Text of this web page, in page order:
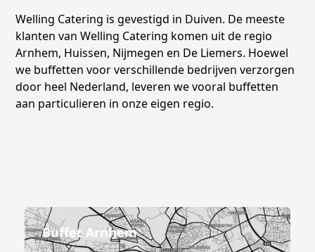
Welling Catering is gevestigd in Duiven. De meeste
klanten van Welling Catering komen uit de regio
Arnhem, Huissen, Nijmegen en De Liemers. Hoewel
we buffetten voor verschillende bedrijven verzorgen
door heel Nederland, leveren we vooral buffetten
aan particulieren in onze eigen regio.
Buffet Arnhem